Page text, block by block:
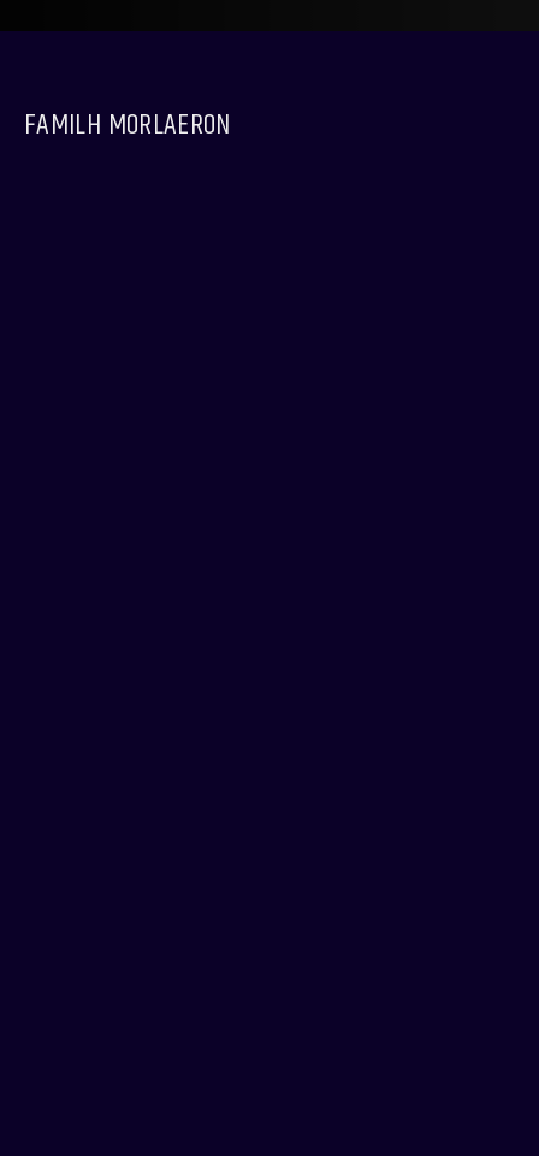
FAMILH MORLAERON